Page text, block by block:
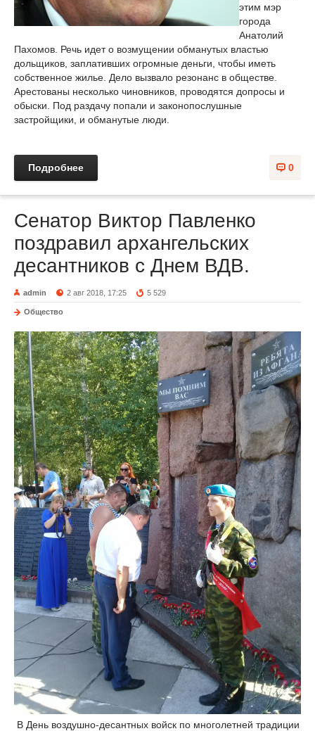
этим мэр
города
Анатолий
Пахомов. Речь идет о возмущении обманутых властью
дольщиков, заплативших огромные деньги, чтобы иметь
собственное жилье. Дело вызвало резонанс в обществе.
Арестованы несколько чиновников, проводятся допросы и
обыски. Под раздачу попали и законопослушные
застройщики, и обманутые люди.
0
Подробнее
Сенатор Виктор Павленко
поздравил архангельских
десантников с Днем ВДВ.
admin 2 авг 2018, 17:25 5 529
Общество
В День воздушно-десантных войск по многолетней традиции